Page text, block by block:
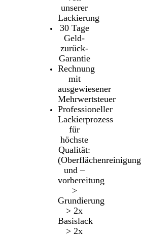
unserer
Lackierung
30 Tage
Geld-
zurück-
Garantie
Rechnung
mit
ausgewiesener
Mehrwertsteuer
Professioneller
Lackierprozess
für
höchste
Qualität:
(Oberflächenreinigung
und –
vorbereitung
>
Grundierung
> 2x
Basislack
> 2x